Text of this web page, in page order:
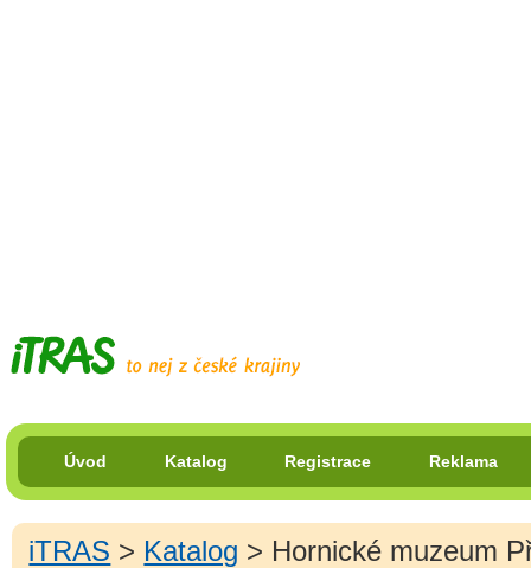
Úvod Katalog Registrace Reklama
iTRAS > Katalog > Hornické muzeum